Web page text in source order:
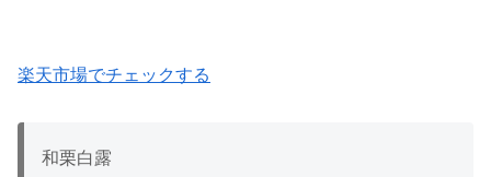
楽天市場でチェックする
和栗白露